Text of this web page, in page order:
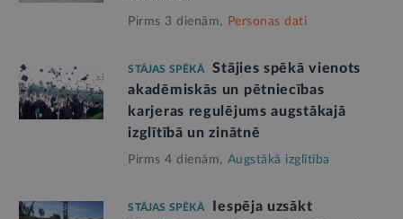
Pirms 3 dienām, Personas dati
STĀJAS SPĒKĀ
Stājies spēkā vienots
akadēmiskās un pētniecības
karjeras regulējums augstākajā
izglītībā un zinātnē
Pirms 4 dienām, Augstākā izglītība
STĀJAS SPĒKĀ
Iespēja uzsākt